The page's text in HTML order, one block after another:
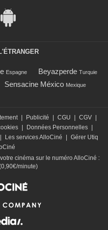
Espagne Beyazperde Turquie
Sensacine México Mexique
Publicité CGU CGV
Données Personnelles
Les services AlloCiné
Gérer Utiq
cinéma sur le numéro AlloCiné :
minute)